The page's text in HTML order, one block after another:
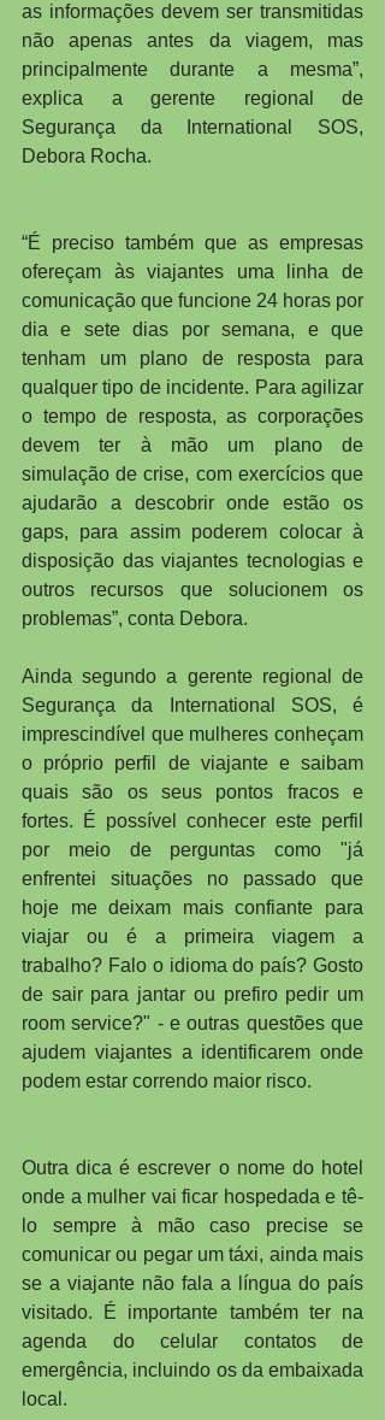
as informações devem ser transmitidas
não apenas antes da viagem, mas
principalmente durante a mesma”,
explica a gerente regional de
Segurança da International SOS,
Debora Rocha.
“É preciso também que as empresas
ofereçam às viajantes uma linha de
comunicação que funcione 24 horas por
dia e sete dias por semana, e que
tenham um plano de resposta para
qualquer tipo de incidente. Para agilizar
o tempo de resposta, as corporações
devem ter à mão um plano de
simulação de crise, com exercícios que
ajudarão a descobrir onde estão os
gaps, para assim poderem colocar à
disposição das viajantes tecnologias e
outros recursos que solucionem os
problemas”, conta Debora.
Ainda segundo a gerente regional de
Segurança da International SOS, é
imprescindível que mulheres conheçam
o próprio perfil de viajante e saibam
quais são os seus pontos fracos e
fortes. É possível conhecer este perfil
por meio de perguntas como "já
enfrentei situações no passado que
hoje me deixam mais confiante para
viajar ou é a primeira viagem a
trabalho? Falo o idioma do país? Gosto
de sair para jantar ou prefiro pedir um
room service?" - e outras questões que
ajudem viajantes a identificarem onde
podem estar correndo maior risco.
Outra dica é escrever o nome do hotel
onde a mulher vai ficar hospedada e tê-
lo sempre à mão caso precise se
comunicar ou pegar um táxi, ainda mais
se a viajante não fala a língua do país
visitado. É importante também ter na
agenda do celular contatos de
emergência, incluindo os da embaixada
local.